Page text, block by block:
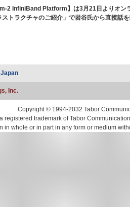
2 InfiniBand Platform】は3月21日よりオン
トラクチャのご紹介」で岩谷氏から直接話
Inc.
Copyright © 1994-2032 Tabor
registered trademark of Tabor
in whole or in part in any form or medium